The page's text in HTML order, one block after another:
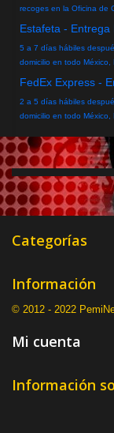
recoges en la Oficina de
Estafeta -
5 a 7 días hábiles
domicilio en todo
FedEx Express -
2 a 5 días hábiles
domicilio en todo
Categorías
Información
© 2012 - 2022
Mi cuenta
Información